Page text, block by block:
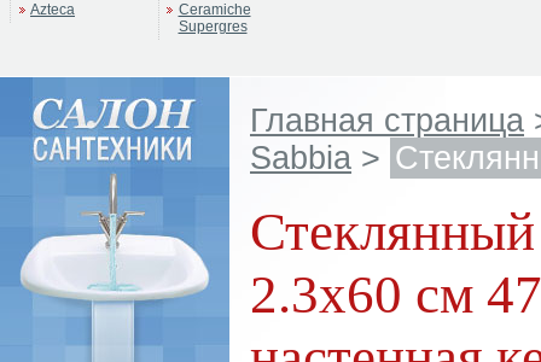
Azteca
Ceramiche
Supergres
Главная страница
Sabbia >
2.3x60 см